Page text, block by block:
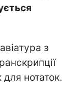
з
нотаток.